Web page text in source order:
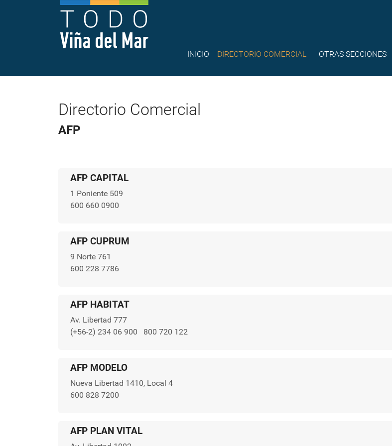
INICIO DIRECTORIO COMERCIAL OTRAS SECCIONES
Directorio Comercial
AFP
AFP CAPITAL
1 Poniente 509
600 660 0900
AFP CUPRUM
9 Norte 761
600 228 7786
AFP HABITAT
Av. Libertad 777
(+56-2) 234 06 900
800 720 122
AFP MODELO
Nueva Libertad 1410, Local 4
600 828 7200
AFP PLAN VITAL